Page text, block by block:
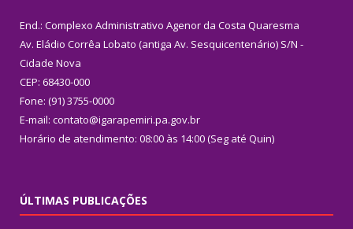
End.: Complexo Administrativo Agenor da Costa Quaresma
Av. Eládio Corrêa Lobato (antiga Av. Sesquicentenário) S/N -
Cidade Nova
CEP: 68430-000
Fone: (91) 3755-0000
E-mail: contato@igarapemiri.pa.gov.br
Horário de atendimento: 08:00 às 14:00 (Seg até Quin)
ÚLTIMAS PUBLICAÇÕES